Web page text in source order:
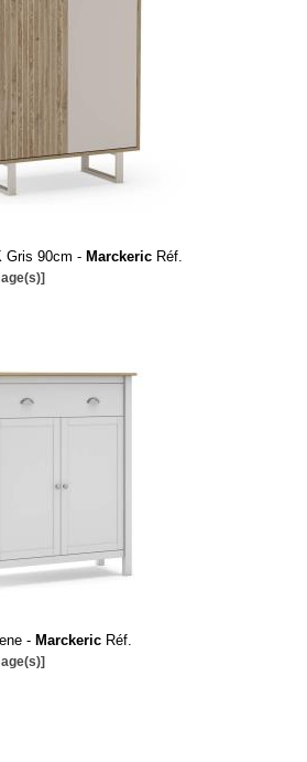
Gris 90cm - Marckeric Réf.
- Marckeric Réf.